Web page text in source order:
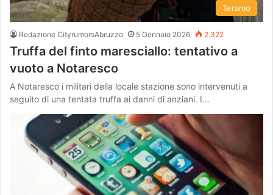
Teramo
Redazione CityrumorsAbruzzo 5 Gennaio 2026 2.322
Truffa del finto maresciallo: tentativo a
vuoto a Notaresco
A Notaresco i militari della locale stazione sono intervenuti a
seguito di una tentata truffa ai danni di anziani. I…